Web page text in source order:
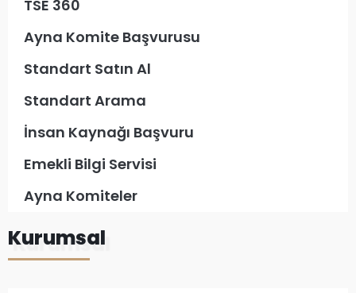
TSE 360
Ayna Komite Başvurusu
Standart Satın Al
Standart Arama
İnsan Kaynağı Başvuru
Emekli Bilgi Servisi
Ayna Komiteler
Kurumsal